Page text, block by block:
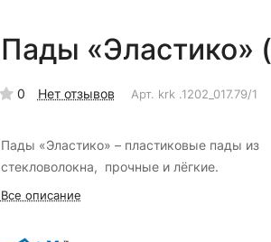
Пады «Эластико»
0 Нет отзывов Арт. krk .1202_017.79/1
Пады «Эластико» – пластиковые пады из
стекловолокна, прочные и лёгкие.
Все описание